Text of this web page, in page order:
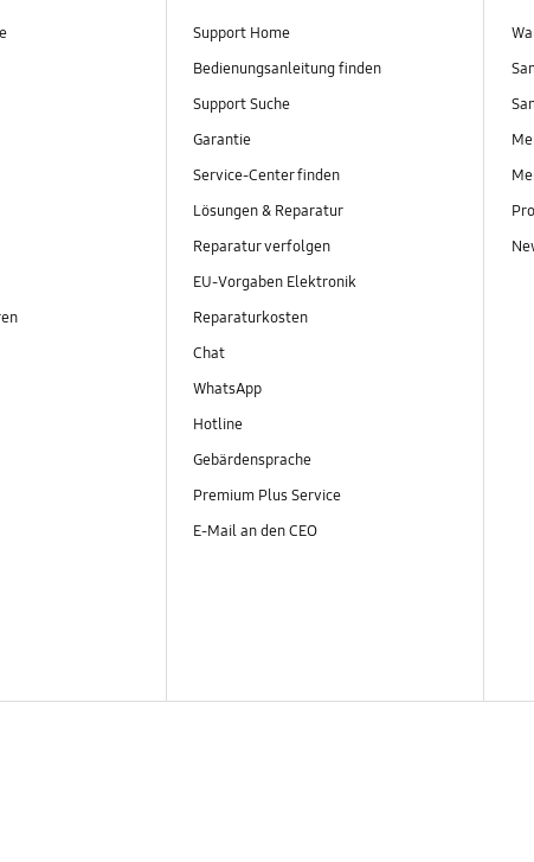
Support Home
Bedienungsanleitung finden
Support Suche
Garantie
Service-Center finden
Lösungen & Reparatur
Reparatur verfolgen
EU-Vorgaben Elektronik
Reparaturkosten
Chat
WhatsApp
Hotline
Gebärdensprache
Premium Plus Service
E-Mail an den CEO